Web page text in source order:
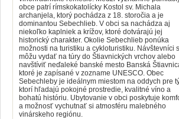
obce patrí rímskokatolícky Kostol sv. Michala
archanjela, ktorý pochádza z 18. storočia a je
dominantou Sebechlieb. V obci sa nachádza aj
niekoľko kaplniek a krížov, ktoré dotvárajú jej
historický charakter. Okolie Sebechlieb ponúka
možnosti na turistiku a cykloturistiku. Návštevníci
môžu vydať na túry do Štiavnických vrchov alebo
navštíviť neďaleké banské mesto Banská
ktoré je zapísané v zozname UNESCO. Obec
Sebechleby je ideálnym miestom na oddych pre
ktorí hľadajú pokojné prostredie, kvalitné víno a
bohatú históriu. Ubytovanie v obci poskytuje
a možnosť vychutnať si atmosféru malebného
vinárskeho regiónu.